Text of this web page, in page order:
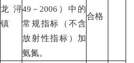
龙浔
镇
49－2006）中的
常规指标（不含
放射性指标）加
氨氮。
合格